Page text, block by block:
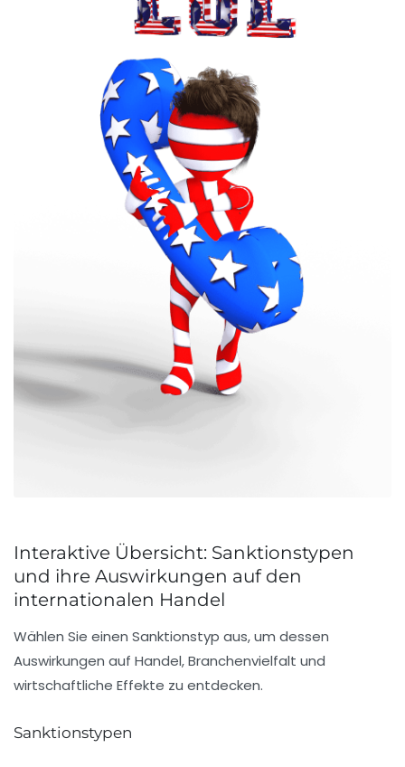
Interaktive Übersicht: Sanktionstypen
und ihre Auswirkungen auf den
internationalen Handel
Wählen Sie einen Sanktionstyp aus, um dessen
Auswirkungen auf Handel, Branchenvielfalt und
wirtschaftliche Effekte zu entdecken.
Sanktionstypen